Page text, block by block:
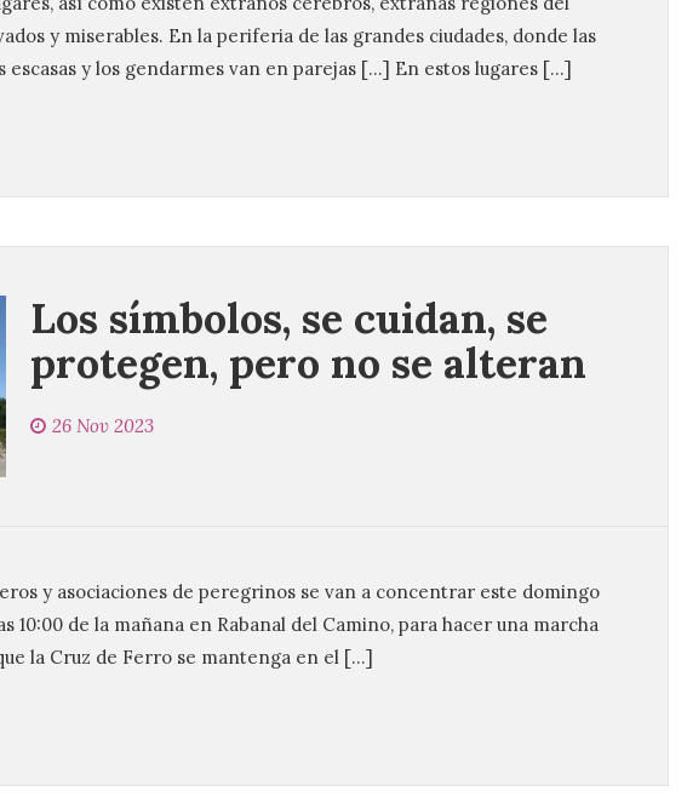
y miserables. En la periferia de las grandes ciudades, donde las
escasas y los gendarmes van en parejas […] En estos lugares […]
Los símbolos, se cuidan, se
protegen, pero no se alteran
26 Nov 2023
y asociaciones de peregrinos se van a concentrar este domingo
10:00 de la mañana en Rabanal del Camino, para hacer una marcha
la Cruz de Ferro se mantenga en el […]